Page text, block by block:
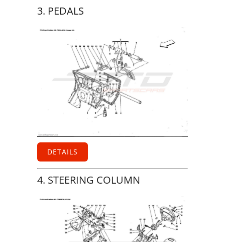
3. PEDALS
DETAILS
4. STEERING COLUMN